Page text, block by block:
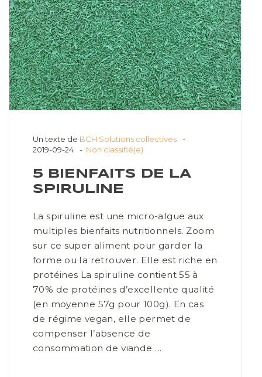
Un texte de BCH Solutions collectives
2019-09-24
Non classifié(e)
5 BIENFAITS DE LA
SPIRULINE
La spiruline est une micro-algue aux
multiples bienfaits nutritionnels. Zoom
sur ce super aliment pour garder la
forme ou la retrouver. Elle est riche en
protéines La spiruline contient 55 à
70% de protéines d’excellente qualité
(en moyenne 57g pour 100g). En cas
de régime vegan, elle permet de
compenser l’absence de
consommation de viande …